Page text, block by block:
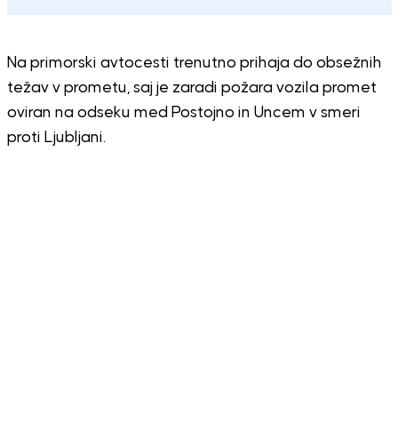
Na primorski avtocesti trenutno prihaja do obsežnih
težav v prometu, saj je zaradi požara vozila promet
oviran na odseku med Postojno in Uncem v smeri
proti Ljubljani.